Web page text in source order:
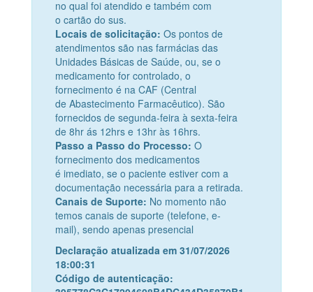
no qual foi atendido e também com
ocartão do sus.
Locais de solicitação: Os pontos de
atendimentos são nasfarmácias das
Unidades Básicas de Saúde, ou, se o
medicamentofor controlado, o
fornecimento é na CAF (Central
deAbastecimento Farmacêutico). São
fornecidos de segunda-feira àsexta-feira
de 8hr ás 12hrs e 13hr às 16hrs.
Passo a Passo do Processo: O
fornecimento dos medicamentos
éimediato, se o paciente estiver com a
documentação necessária paraa retirada.
Canais de Suporte: No momento não
temos canais de suporte (telefone, e-
mail), sendo apenas presencial
Declaração atualizada em 31/07/2026
18:00:31
Código de autenticação: